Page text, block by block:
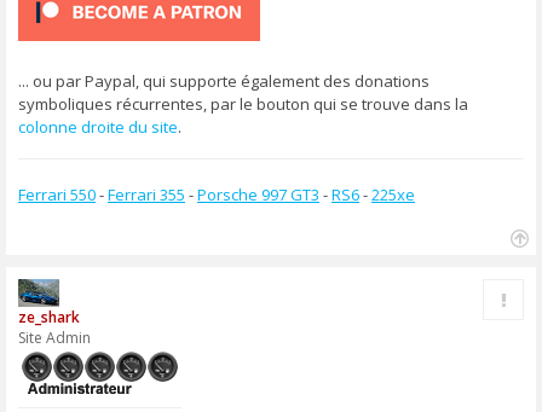
... ou par Paypal, qui supporte également des donations
symboliques récurrentes, par le bouton qui se trouve dans la
colonne droite du site.
Ferrari 550-Ferrari 355 -Porsche 997 GT3 -RS6-225xe
ze_shark
Site Admin